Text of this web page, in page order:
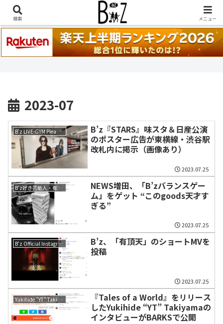
稲葉浩志『en-Zepp』『enⅣ』セトリ一覧はこちら
2023-07
B'z LIVE-GYM Pleasure 2023 -STARS-
B’z『STARS』味スタ＆日産公演
のポスター広告が東横線・渋谷駅
改札内に掲示（画像あり）
2023.07.25
B'z好き芸能人・有名人・ミュージシャン
NEWS増田、「B’zバランスゲー
ム」をゲット “このgoods天才す
ぎる”
2023.07.25
B'z Official Instagram
B’z、「有頂天」のショートMVを
投稿
2023.07.25
Yukihide "YT" Takiyama
『Tales of a World』をリリース
したYukihide “YT” Takiyamaの
インタビューがBARKSで公開
検索 メニュー